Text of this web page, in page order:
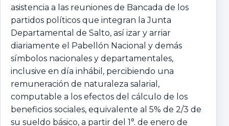
asistencia a las reuniones de Bancada de los
partidos políticos que integran la Junta
Departamental de Salto, así izar y arriar
diariamente el Pabellón Nacional y demás
símbolos nacionales y departamentales,
inclusive en día inhábil, percibiendo una
remuneración de naturaleza salarial,
computable a los efectos del cálculo de los
beneficios sociales, equivalente al 5% de 2/3 de
su sueldo básico, a partir del 1°. de enero de